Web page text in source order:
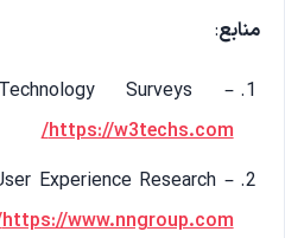
منابع:
Surveys –
https://w3techs.com/
Experience Research –
https://www.nngroup.com/